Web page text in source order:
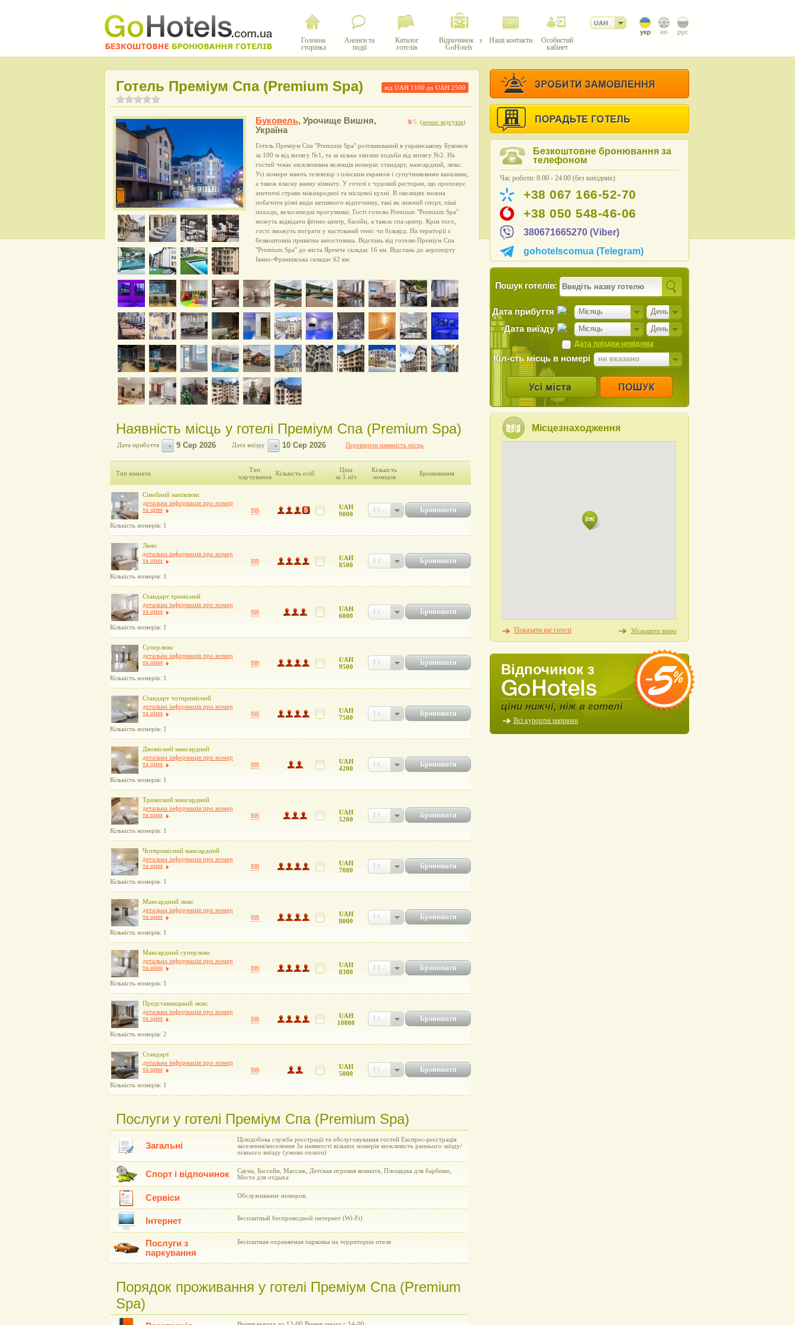
Головна
сторінка
Анонси та
події
Каталог
готелів
Відпочинок з
GoHotels
Наші контакти
Особистий
кабінет
UAH
від UAH 1100 до UAH2500
Готель Преміум Спа (Premium Spa)
0/5 (немає відгуків)
Буковель, Урочище Вишня,
Україна
Готель Преміум Спа "Premium Spa" розташований в українському Буковелі
за 100 м від витягу №1, та за кілька хвилин ходьби від витягу №2. На
гостей чекає ексклюзивна колекція номерів: стандарт, мансардний, люкс.
Усі номери мають телевізор з плоским екраном і супутниковими каналами,
а також власну ванну кімнату. У готелі є чудовий ресторан, що пропонує
апетитні страви міжнародної та місцевої кухні. В околицях можна
побачити різні види активного відпочинку, такі як лижний спорт, піші
походи, велосипедні прогулянки. Гості готелю Premium "Premium Spa"
можуть відвідати фітнес-центр, басейн, а також спа-центр. Крім того,
гості зможуть пограти у настільний теніс чи більярд. На території є
безкоштовна приватна автостоянка. Відстань від готелю Преміум Спа
"Premium Spa" до міста Яремче складає 16 км. Відстань до аеропорту
Івано-Франківська складає 62 км.
Наявність місць у готелі Преміум Спа (Premium Spa)
Дата прибуття Дата виїзду Перевірити наявність місць
Тип кімнати
Тип
харчування
Кількість осіб
Ціна
за 1 ніч
Кількість
номерів
Бронювання
Cімейний напівлюкс
детальна інформація про номер
та ціни
Кількість номерів: 1
BB
UAH
9000
Бронювати
Люкс
детальна інформація про номер
та ціни
Кількість номерів: 1
BB
UAH
8500
Бронювати
Cтандарт тримісний
детальна інформація про номер
та ціни
Кількість номерів: 1
BB
UAH
6000
Бронювати
Суперлюкс
детальна інформація про номер
та ціни
Кількість номерів: 1
BB
UAH
9500
Бронювати
Стандарт чотиримісний
детальна інформація про номер
та ціни
Кількість номерів: 1
BB
UAH
7500
Бронювати
Двомісний мансардний
детальна інформація про номер
та ціни
Кількість номерів: 1
BB
UAH
4200
Бронювати
Тримісний мансардний
детальна інформація про номер
та ціни
Кількість номерів: 1
BB
UAH
5200
Бронювати
Чотиримісний мансардний
детальна інформація про номер
та ціни
Кількість номерів: 1
BB
UAH
7000
Бронювати
Мансардний люкс
детальна інформація про номер
та ціни
Кількість номерів: 1
BB
UAH
8000
Бронювати
Мансардний суперлюкс
детальна інформація про номер
та ціни
Кількість номерів: 1
BB
UAH
8300
Бронювати
Представницький люкс
детальна інформація про номер
та ціни
Кількість номерів: 2
BB
UAH
10000
Бронювати
Стандарт
детальна інформація про номер
та ціни
Кількість номерів: 1
BB
UAH
5000
Бронювати
Послуги у готелі Преміум Спа (Premium Spa)
Загальні
Цілодобова служба реєстрації та обслуговування гостей Експрес-реєстрація
заселення/виселення За наявності вільних номерів можливість раннього заїзду/
пізнього виїзду (умови оплати)
Спорт і відпочинок
Сауна, Бассейн, Массаж, Детская игровая комната, Площадка для барбекю,
Места для отдыха
Сервіси Обслуживание номеров,
Інтернет Бесплатный беспроводной интернет (Wi-Fi)
Послуги з
паркування
Бесплатная охраняемая парковка на территории отеля
Порядок проживання у готелі Преміум Спа (Premium
Spa)
Безкоштовне бронювання за
телефоном
Час роботи: 8:00 - 24:00 (без вихідних)
+38 067 166-52-70
+38 050 548-46-06
380671665270 (Viber)
gohotelscomua (Telegram)
Пошук готелів:
Місяць День
Дата прибуття
Місяць День
Дата виїзду
Дата поїздки невідома
Кіл-сть місць в номері не вказано
Місцезнаходження
Показати ще готелі Збільшити вікно
Відпочинок з
ціни нижчі, ніж в готелі
Всі курортні напрями